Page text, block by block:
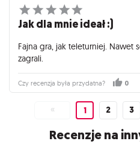
Jak dla mnie ideał :)
Fajna gra, jak teleturniej. Nawet
zagrali.
Czy recenzja była przydatna? 0
« 1 2 3
Recenzje na